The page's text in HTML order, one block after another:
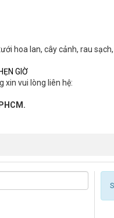
hoa lan, cây cảnh, rau
GIỜ
xin vui lòng liên hệ: